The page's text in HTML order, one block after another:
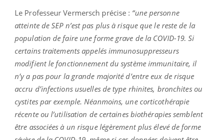
Le Professeur Vermersch précise : “une personne
atteinte de SEP n’est pas plus à risque que le reste de la
population de faire une forme grave de la COVID-19. Si
certains traitements appelés immunosuppresseurs
modifient le fonctionnement du système immunitaire, il
n’y a pas pour la grande majorité d’entre eux de risque
accru d’infections usuelles de type rhinites, bronchites ou
cystites par exemple. Néanmoins, une corticothérapie
récente ou l’utilisation de certaines biothérapies semblent
être associées à un risque légèrement plus élevé de forme